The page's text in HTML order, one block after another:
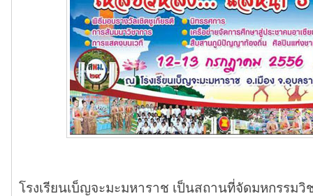
โรงเรียนเบ็ญจะมะมหาราช เป็นสถานที่จัดมหกรรมวิ